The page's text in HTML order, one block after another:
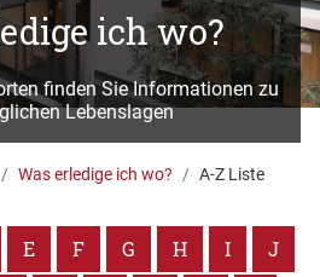
ich wo?
finden Sie Informationen zu
Lebenslagen
Was erledige ich wo? A-Z Liste
E F G H I
J